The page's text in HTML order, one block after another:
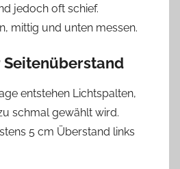
jedoch oft schief.
mittig und unten messen.
Seitenüberstand
entstehen Lichtspalten,
schmal gewählt wird.
5 cm Überstand links